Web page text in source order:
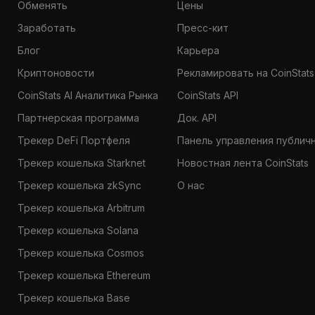
Обменять
Заработать
Блог
Криптоновости
CoinStats AI Аналитика Рынка
Партнерская программа
Трекер DeFi Портфеля
Трекер кошелька Starknet
Трекер кошелька zkSync
Трекер кошелька Arbitrum
Трекер кошелька Solana
Трекер кошелька Cosmos
Трекер кошелька Ethereum
Трекер кошелька Base
Цены
Пресс-кит
Карьера
Рекламировать на CoinStats
CoinStats API
Док. API
Панель управления
Новостная лента CoinStats
О нас